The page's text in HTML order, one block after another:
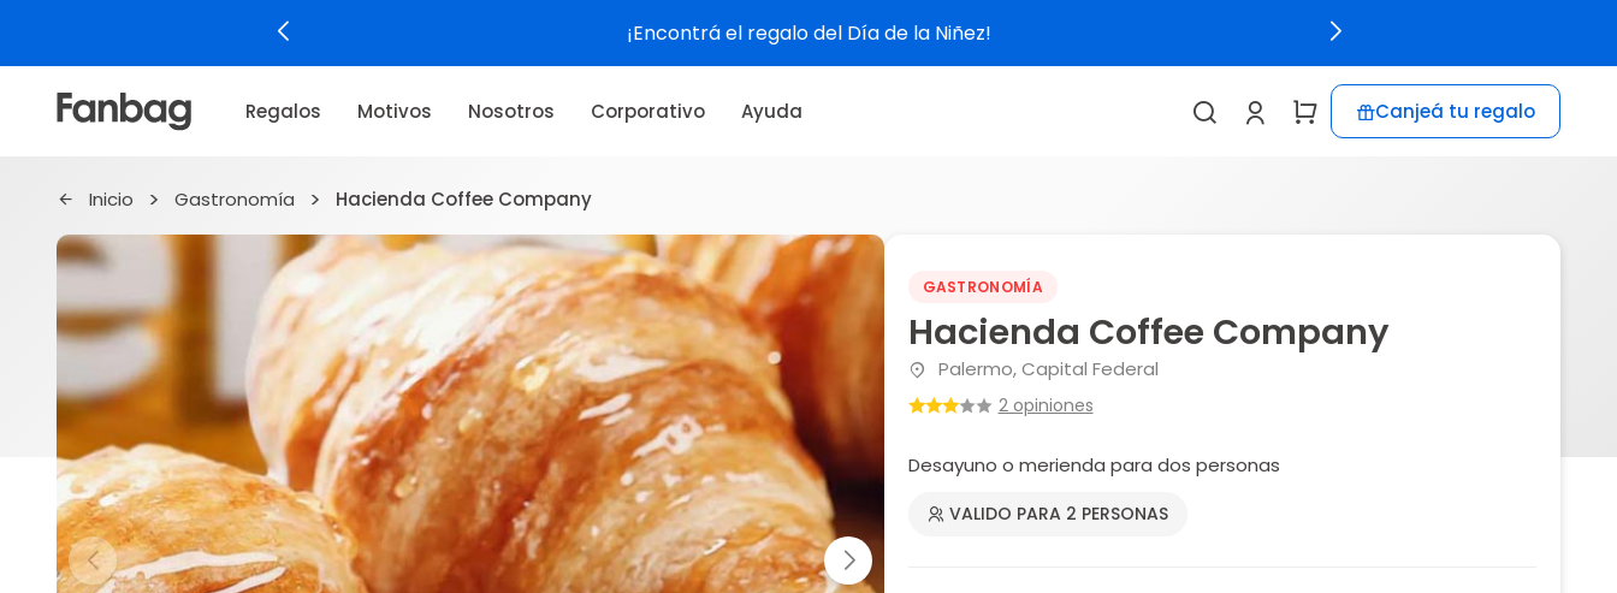
¡Encontrá el regalo del Día de la Niñez!
Regalos Motivos Nosotros Corporativo Ayuda Canjeá tu regalo
Inicio Gastronomía Hacienda Coffee Company
GASTRONOMÍA
Hacienda Coffee Company
Palermo, Capital Federal
2 opiniones
Desayuno o merienda para dos personas
VALIDO PARA 2 PERSONAS